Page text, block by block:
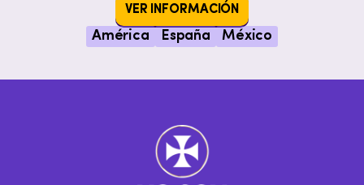
VER INFORMACIÓN
América España México